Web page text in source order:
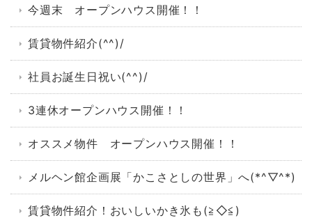
今週末 オープンハウス開催！！
賃貸物件紹介(^^)/
社員お誕生日祝い(^^)/
3連休オープンハウス開催！！
オススメ物件 オープンハウス開催！！
メルヘン館企画展「かこさとしの世界」へ(*^▽^*)
賃貸物件紹介！おいしいかき氷も(≧◇≦)